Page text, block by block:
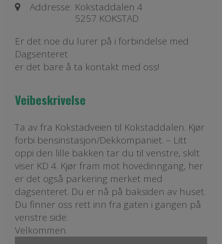
Addresse: Kokstaddalen 4
5257 KOKSTAD
Er det noe du lurer på i forbindelse med
Dagsenteret
er det bare å ta kontakt med oss!
Veibeskrivelse
Ta av fra Kokstadveien til Kokstaddalen. Kjør
forbi bensinstasjon/Dekkompaniet. – Litt
oppi den lille bakken tar du til venstre, skilt
viser KD 4. Kjør fram mot hovedinngang, her
er det også parkering merket med
dagsenteret. Du er nå på baksiden av huset.
Du finner oss rett inn fra gaten i gangen på
venstre side.
Velkommen.